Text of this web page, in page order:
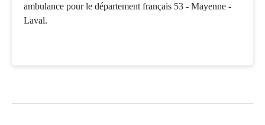
ambulance pour le département français 53 - Mayenne -
Laval.